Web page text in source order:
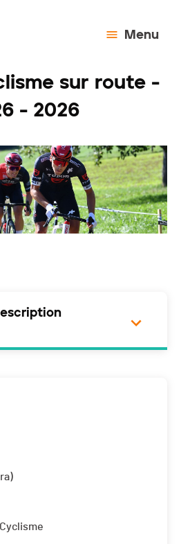
Menu
sur route -
- 2026